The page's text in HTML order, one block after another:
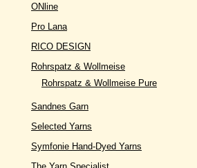
ONline
Pro Lana
RICO DESIGN
Rohrspatz & Wollmeise
Rohrspatz & Wollmeise Pure
Sandnes Garn
Selected Yarns
Symfonie Hand-Dyed Yarns